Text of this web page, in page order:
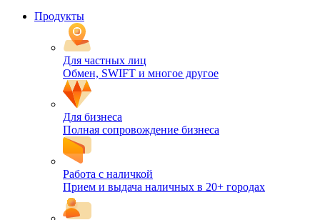
Продукты
Для частных лиц
Обмен, SWIFT и многое другое
Для бизнеса
Полная сопровождение бизнеса
Работа с наличкой
Прием и выдача наличных в 20+ городах